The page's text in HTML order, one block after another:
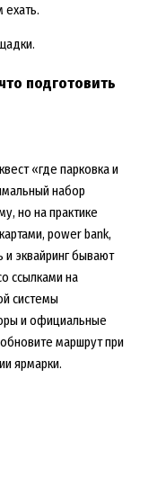
ехать.
подготовить
«где парковка и
набор
но на практике
power bank,
и эквайринг бывают
ссылками на
системы
и официальные
маршрут при
ярмарки.